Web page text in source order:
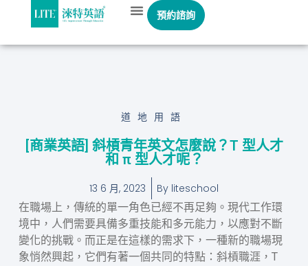
預約諮詢
道地用語
[商業英語] 斜槓青年英文怎麼說？T 型人才
和 π 型人才呢？
13 6 月, 2023 By liteschool
在職場上，傳統的單一角色已經不再足夠。現代工作環
境中，人們需要具備多重技能和多元能力，以應對不斷
變化的挑戰。而正是在這樣的需求下，一種新的職場現
象悄然興起，它們有著一個共同的特點：斜槓職涯，T